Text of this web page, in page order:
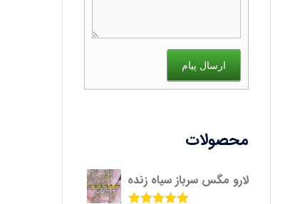
ارسال پیام
محصولات
لارو مگس سرباز سیاه زنده